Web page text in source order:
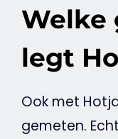
Welke
legt
Ook met
gemeten.